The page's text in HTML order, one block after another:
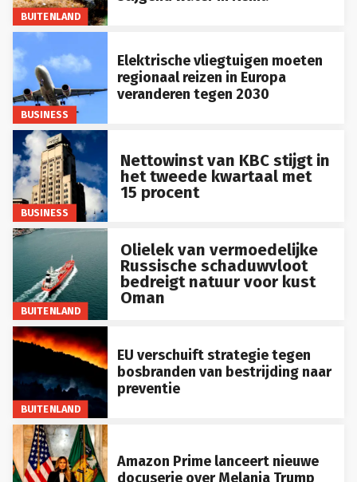
BUITENLAND
BUSINESS
Elektrische vliegtuigen moeten
regionaal reizen in Europa
veranderen tegen 2030
BUSINESS
Nettowinst van KBC stijgt in
het tweede kwartaal met
15 procent
BUITENLAND
Olielek van vermoedelijke
Russische schaduwvloot
bedreigt natuur voor kust
Oman
BUITENLAND
EU verschuift strategie tegen
bosbranden van bestrijding naar
preventie
Amazon Prime lanceert nieuwe
docuserie over Melania Trump